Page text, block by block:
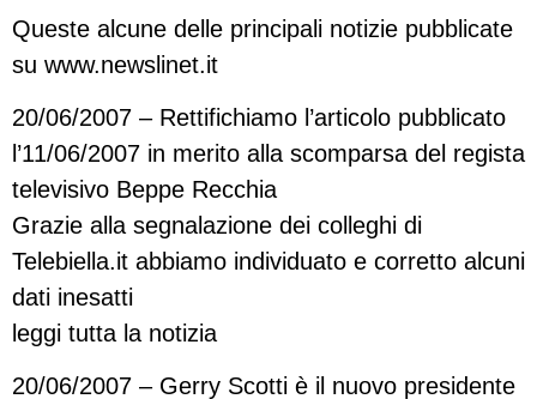
Queste alcune delle principali notizie pubblicate
su www.newslinet.it
20/06/2007 – Rettifichiamo l’articolo pubblicato
l’11/06/2007 in merito alla scomparsa del regista
televisivo Beppe Recchia
Grazie alla segnalazione dei colleghi di
Telebiella.it abbiamo individuato e corretto alcuni
dati inesatti
leggi tutta la notizia
20/06/2007 – Gerry Scotti è il nuovo presidente